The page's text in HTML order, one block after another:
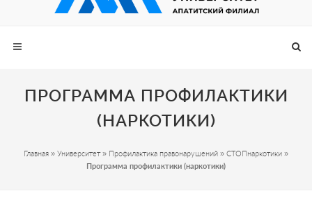
ПРОГРАММА ПРОФИЛАКТИКИ
(НАРКОТИКИ)
Главная » Университет» Профилактика правонарушений » СТОПнаркотики »
Программа профилактики (наркотики)